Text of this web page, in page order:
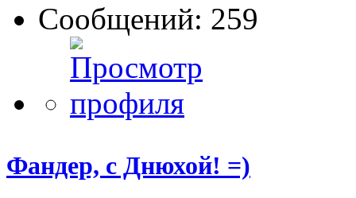
Сообщений: 259
Фандер, с Днюхой! =)